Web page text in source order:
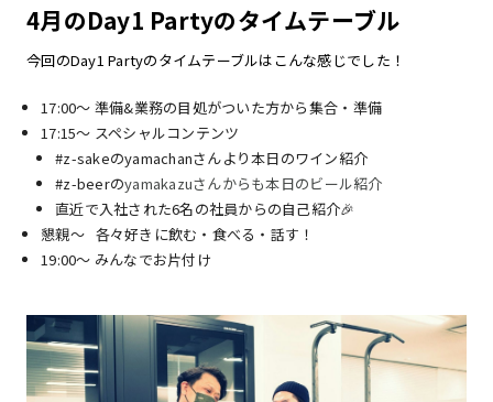
4月のDay1 Partyのタイムテーブル
今回のDay1 Partyのタイムテーブルはこんな感じでした！
17:00〜 準備&業務の目処がついた方から集合・準備
17:15〜 スペシャルコンテンツ
#z-sakeのyamachanさんより本日のワイン紹介
#z-beerのyamakazuさんからも本日のビール紹介
直近で入社された6名の社員からの自己紹介🎉
懇親〜 各々好きに飲む・食べる・話す！
19:00〜 みんなでお片付け